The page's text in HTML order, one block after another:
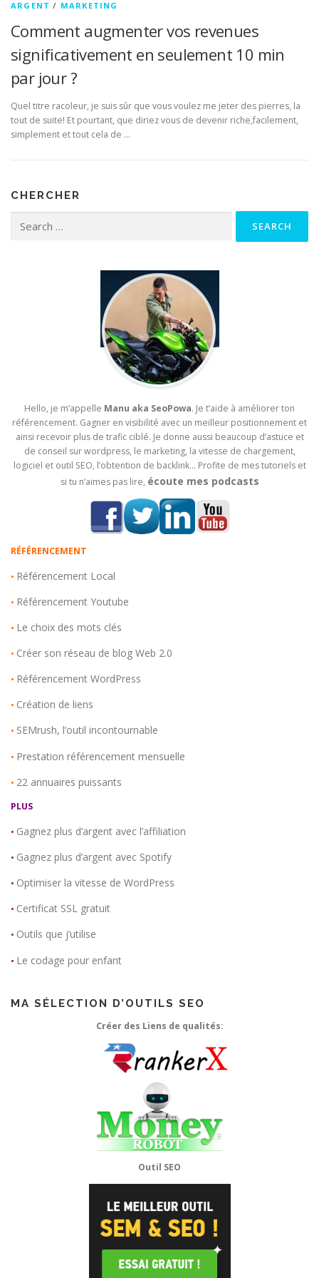
ARGENT / MARKETING
Comment augmenter vos revenues
significativement en seulement 10 min
par jour ?
Quel titre racoleur, je suis sûr que vous voulez me jeter des pierres, la
tout de suite! Et pourtant, que diriez vous de devenir riche,facilement,
simplement et tout cela de …
CHERCHER
Hello, je m’appelle Manu aka SeoPowa. Je t’aide à améliorer ton
référencement. Gagner en visibilité avec un meilleur positionnement et
ainsi recevoir plus de trafic ciblé. Je donne aussi beaucoup d’astuce et
de conseil sur wordpress, le marketing, la vitesse de chargement,
logiciel et outil SEO, l’obtention de backlink… Profite de mes tutoriels et
si tu n’aimes pas lire, écoute mes podcasts
RÉFÉRENCEMENT
• Référencement Local
• Référencement Youtube
• Le choix des mots clés
• Créer son réseau de blog Web 2.0
• Référencement WordPress
• Création de liens
• SEMrush, l’outil incontournable
• Prestation référencement mensuelle
• 22 annuaires puissants
PLUS
• Gagnez plus d’argent avec l’affiliation
• Gagnez plus d’argent avec Spotify
• Optimiser la vitesse de WordPress
• Certificat SSL gratuit
• Outils que j’utilise
• Le codage pour enfant
MA SÉLECTION D’OUTILS SEO
Créer des Liens de qualités:
Outil SEO